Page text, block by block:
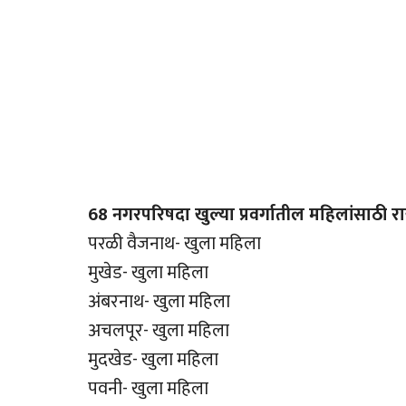
68 नगरपरिषदा खुल्या प्रवर्गातील महिलांसाठी
परळी वैजनाथ- खुला महिला
मुखेड- खुला महिला
अंबरनाथ- खुला महिला
अचलपूर- खुला महिला
मुदखेड- खुला महिला
पवनी- खुला महिला